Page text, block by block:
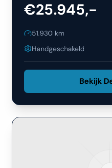
€25.945,-
51.930 km
Handgeschakeld
Bekijk